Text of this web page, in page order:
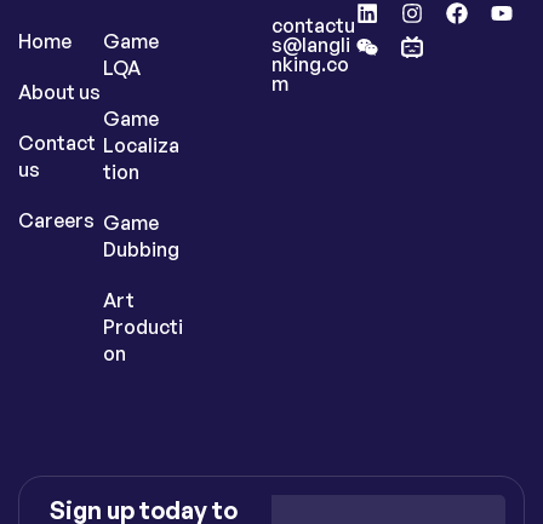
Home
About us
Contact
us
Careers
Game
LQA
Game
Localiza
tion
Game
Dubbing
Art
Producti
on
contactu
s@langli
nking.co
m
Sign up today to